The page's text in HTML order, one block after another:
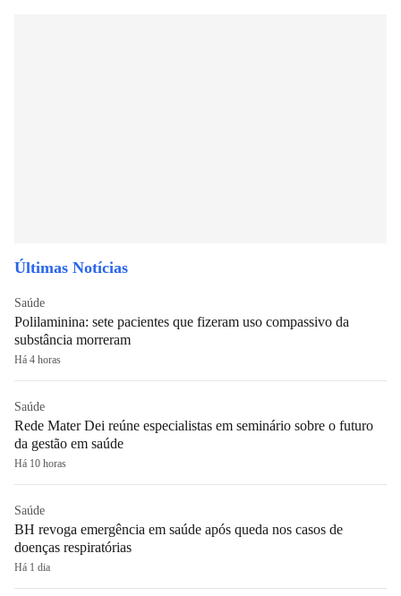
Últimas Notícias
Saúde
Polilaminina: sete pacientes que fizeram uso compassivo da
substância morreram
Há 4 horas
Saúde
Rede Mater Dei reúne especialistas em seminário sobre o futuro
da gestão em saúde
Há 10 horas
Saúde
BH revoga emergência em saúde após queda nos casos de
doenças respiratórias
Há 1 dia